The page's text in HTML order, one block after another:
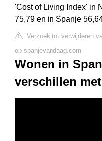
'Cost of Living Index' in
75,79 en in Spanje
Verzoek tot verwijderen
op spanjevandaag.com
Wonen in
verschillen